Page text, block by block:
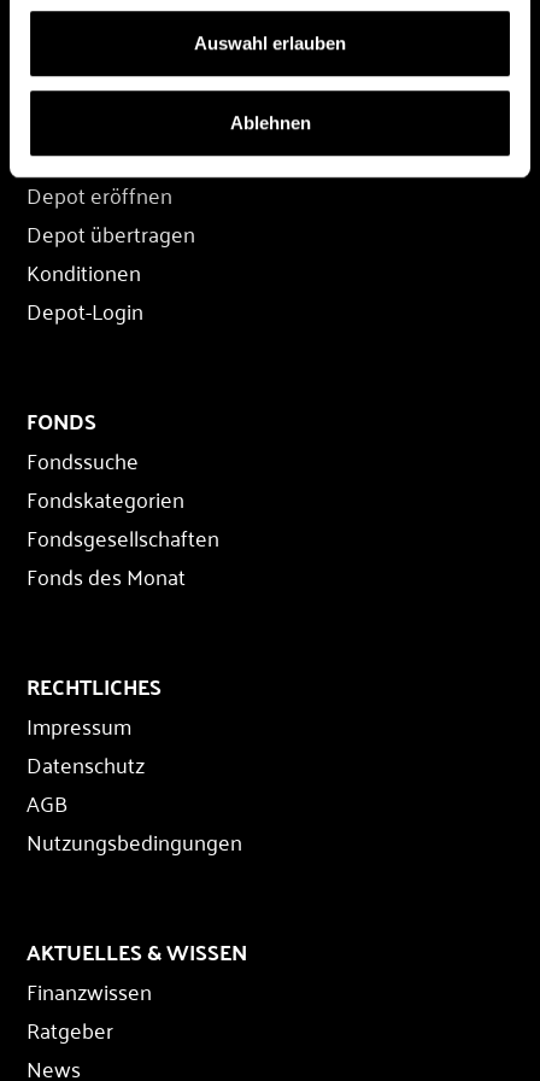
Auswahl erlauben
Ablehnen
© 2026 FondsDepot AT
DEPOT
Depot eröffnen
Depot übertragen
Konditionen
Depot-Login
FONDS
Fondssuche
Fondskategorien
Fondsgesellschaften
Fonds des Monat
RECHTLICHES
Impressum
Datenschutz
AGB
Nutzungsbedingungen
AKTUELLES & WISSEN
Finanzwissen
Ratgeber
News